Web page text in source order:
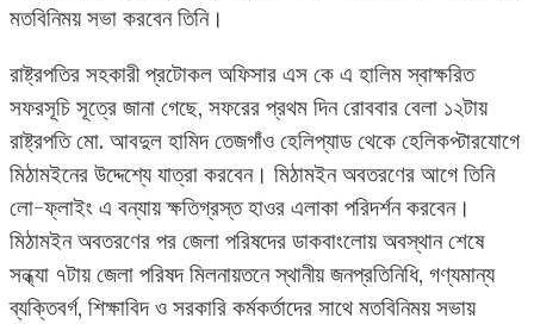
মতবিনিময় সভা করবেন তিনি।
রাষ্ট্রপতির সহকারী প্রটোকল অফিসার এস কে এ হালিম স্বাক্ষরিত
সফরসূচি সূত্রে জানা গেছে, সফরের প্রথম দিন রোববার বেলা ১২টায়
রাষ্ট্রপতি মো. আবদুল হামিদ তেজগাঁও হেলিপ্যাড থেকে হেলিকপ্টারযোগে
মিঠামইনের উদ্দেশ্যে যাত্রা করবেন। মিঠামইন অবতরণের আগে তিনি
লো-ফ্লাইং এ বন্যায় ক্ষতিগ্রস্ত হাওর এলাকা পরিদর্শন করবেন।
মিঠামইন অবতরণের পর জেলা পরিষদের ডাকবাংলোয় অবস্থান শেষে
সন্ধ্যা ৭টায় জেলা পরিষদ মিলনায়তনে স্থানীয় জনপ্রতিনিধি, গণ্যমান্য
ব্যক্তিবর্গ, শিক্ষাবিদ ও সরকারি কর্মকর্তাদের সাথে মতবিনিময় সভায়